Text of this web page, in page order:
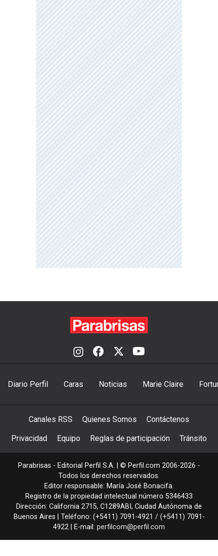
Diario Perfil Caras Noticias Marie Claire
Canales RSS Quienes Somos Contáctenos
Privacidad Equipo Reglas de participación Tránsito
Parabrisas - Editorial Perfil S.A. | © Perfil.com 2006-2026 -
Todos los derechos reservados.
Editor responsable: María José Bonacifa.
Registro de la propiedad intelectual número 5346433
Dirección: California 2715, C1289ABI , Ciudad Autónoma de
Buenos Aires | Teléfono: (+5411) 7091-4921 / (+5411) 7091-
4922 | E-mail: perfilcom@perfil.com